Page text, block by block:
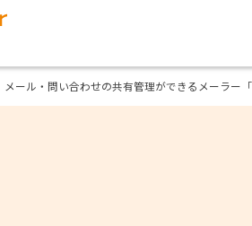
メール・問い合わせの共有管理ができるメーラー